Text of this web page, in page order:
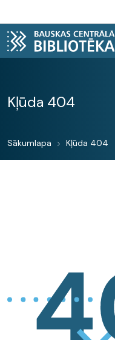
Kļūda 404
Sākumlapa Kļūda 404